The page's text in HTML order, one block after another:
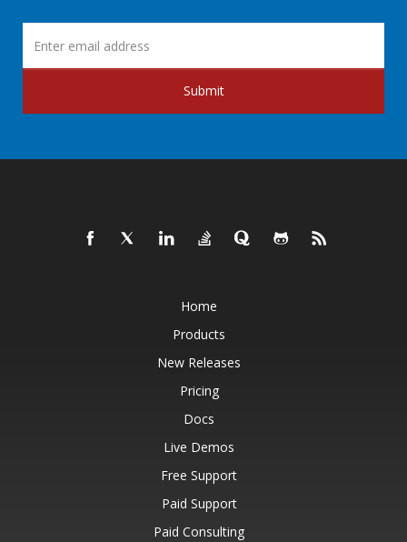
Submit
Home
Products
New Releases
Pricing
Docs
Live Demos
Free Support
Paid Support
Paid Consulting